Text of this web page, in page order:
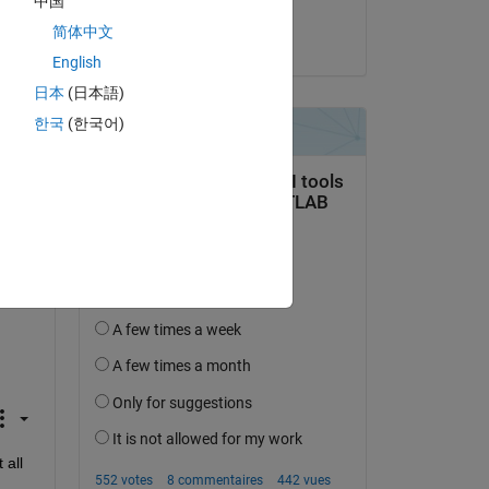
I
all
le 23 Juil 2026 à 6:24
简体中文
English
日本 (日本語)
한국 (한국어)